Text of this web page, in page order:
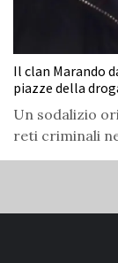
Il clan Marando
piazze della
Un sodalizio
reti criminali